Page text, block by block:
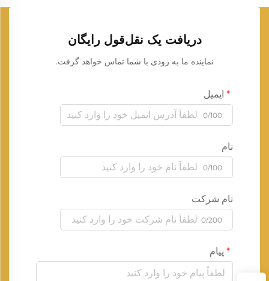
دریافت یک نقل‌قول رایگان
نماینده ما به زودی با شما تماس خواهد گرفت.
ایمیل
0/100
نام
0/100
نام شرکت
0/200
پیام